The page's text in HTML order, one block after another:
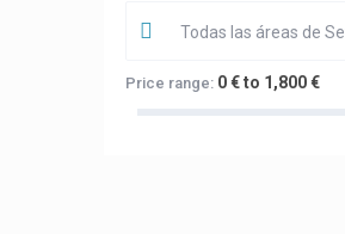
Todas las áreas de
Price range: 0 € to 1,800 €